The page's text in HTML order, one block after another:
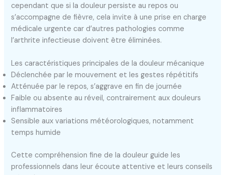
cependant que si la douleur persiste au repos ou
s’accompagne de fièvre, cela invite à une prise en charge
médicale urgente car d’autres pathologies comme
l’arthrite infectieuse doivent être éliminées.
Les caractéristiques principales de la douleur mécanique
Déclenchée par le mouvement et les gestes répétitifs
Atténuée par le repos, s’aggrave en fin de journée
Faible ou absente au réveil, contrairement aux douleurs
inflammatoires
Sensible aux variations météorologiques, notamment
temps humide
Cette compréhension fine de la douleur guide les
professionnels dans leur écoute attentive et leurs conseils